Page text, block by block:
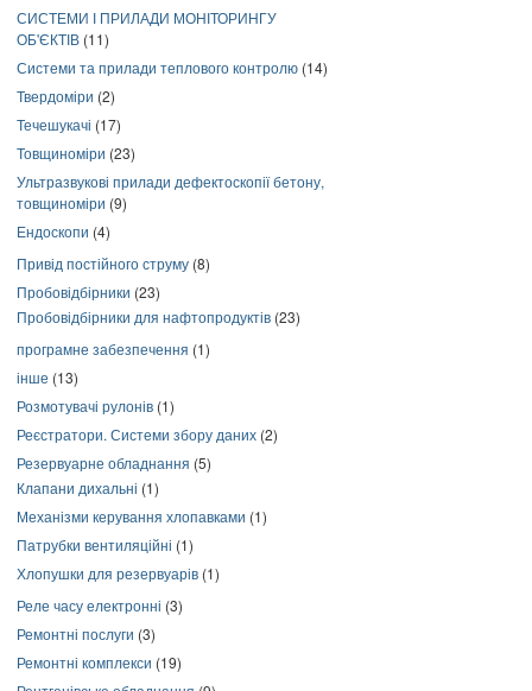
СИСТЕМИ І ПРИЛАДИ МОНІТОРИНГУ
ОБ'ЄКТІВ (11)
Системи та прилади теплового контролю (14)
Твердоміри (2)
Течешукачі (17)
Товщиноміри (23)
Ультразвукові прилади дефектоскопії бетону,
товщиноміри (9)
Ендоскопи (4)
Привід постійного струму (8)
Пробовідбірники (23)
Пробовідбірники для нафтопродуктів (23)
програмне забезпечення (1)
інше (13)
Розмотувачі рулонів (1)
Реєстратори. Системи збору даних (2)
Резервуарне обладнання (5)
Клапани дихальні (1)
Механізми керування хлопавками (1)
Патрубки вентиляційні (1)
Хлопушки для резервуарів (1)
Реле часу електронні (3)
Ремонтні послуги (3)
Ремонтні комплекси (19)